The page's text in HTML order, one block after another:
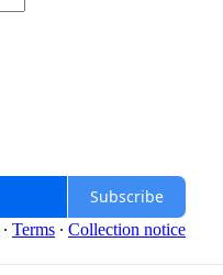
Subscribe
∙ Terms ∙ Collection notice